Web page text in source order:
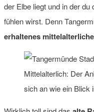
der Elbe liegt und in der
fühlen wirst. Denn
erhaltenes
Mittelalterlich: Der
sich an wie ein Blick